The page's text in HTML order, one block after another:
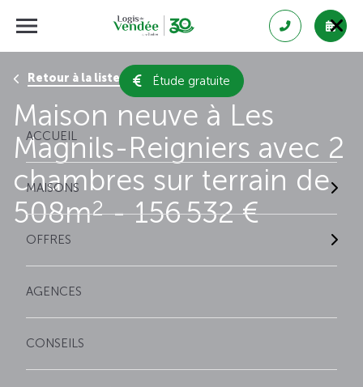
Étude gratuite
ACCUEIL
MAISONS
OFFRES
AGENCES
CONSEILS
Retour à la liste des résultats
Maison neuve à Les
Magnils-Reigniers avec 2
chambres sur terrain de
508m2- 156 532 €